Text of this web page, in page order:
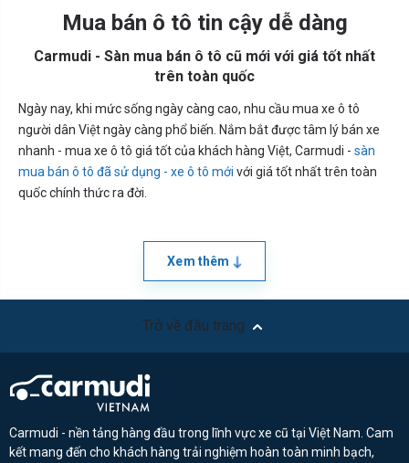
Mua bán ô tô tin cậy dễ dàng
Carmudi - Sàn mua bán ô tô cũ mới với giá tốt nhất
trên toàn quốc
Ngày nay, khi mức sống ngày càng cao, nhu cầu mua xe ô tô
người dân Việt ngày càng phổ biến. Nắm bắt được tâm lý bán xe
nhanh - mua xe ô tô giá tốt của khách hàng Việt, Carmudi - sàn
mua bán ô tô đã sử dụng - xe ô tô mới với giá tốt nhất trên toàn
quốc chính thức ra đời.
Xem thêm
Trở về đầu trang
Carmudi - nền tảng hàng đầu trong lĩnh vực xe cũ tại Việt Nam. Cam
kết mang đến cho khách hàng trải nghiệm hoàn toàn minh bạch,